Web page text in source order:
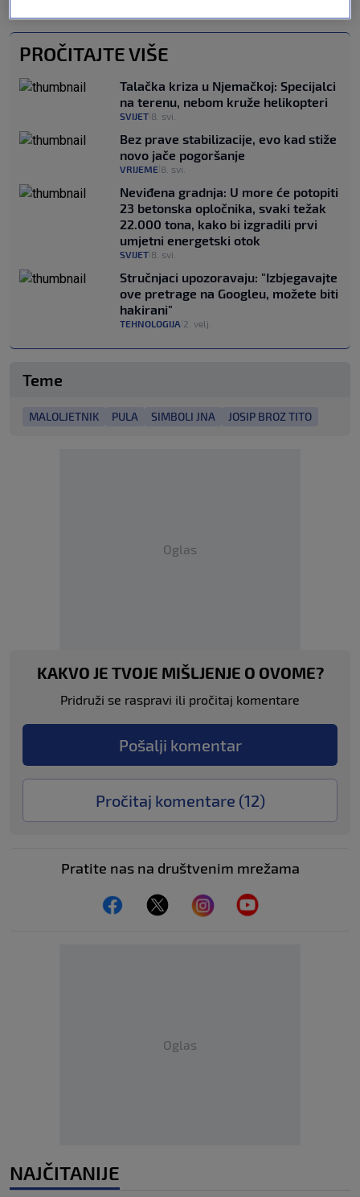
PROČITAJTE VIŠE
Talačka kriza u Njemačkoj: Specijalci
na terenu, nebom kruže helikopteri
SVIJET 8. svi.
Bez prave stabilizacije, evo kad stiže
novo jače pogoršanje
VRIJEME 8. svi.
Neviđena gradnja: U more će potopiti
23 betonska opločnika, svaki težak
22.000 tona, kako bi izgradili prvi
umjetni energetski otok
SVIJET 8. svi.
Stručnjaci upozoravaju: "Izbjegavajte
ove pretrage na Googleu, možete biti
hakirani"
TEHNOLOGIJA 2. velj.
Teme
MALOLJETNIK PULA SIMBOLI JNA JOSIP BROZ TITO
Oglas
KAKVO JE TVOJE MIŠLJENJE O OVOME?
Pridruži se raspravi ili pročitaj komentare
Pošalji komentar
Pročitaj komentare (12)
Pratite nas na društvenim mrežama
Oglas
NAJČITANIJE